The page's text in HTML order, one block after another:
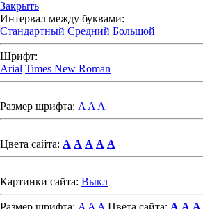
Закрыть
Интервал между буквами:
Стандартный Средний Большой
Шрифт:
Arial Times New Roman
Размер шрифта: A A A
Цвета сайта: A A A A A
Картинки сайта: Выкл
Размер шрифта: A A A Цвета сайта: A A A